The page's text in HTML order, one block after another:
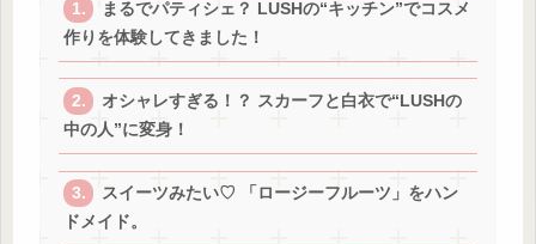
まるでパティシェ？ LUSHの“キッチン”でコスメ
作りを体験してきました！
オシャレすぎる！？ スカーフと白衣で“LUSHの
中の人”に変身！
スイーツみたい♡ 「ロージーフルーツ」をハン
ドメイド。